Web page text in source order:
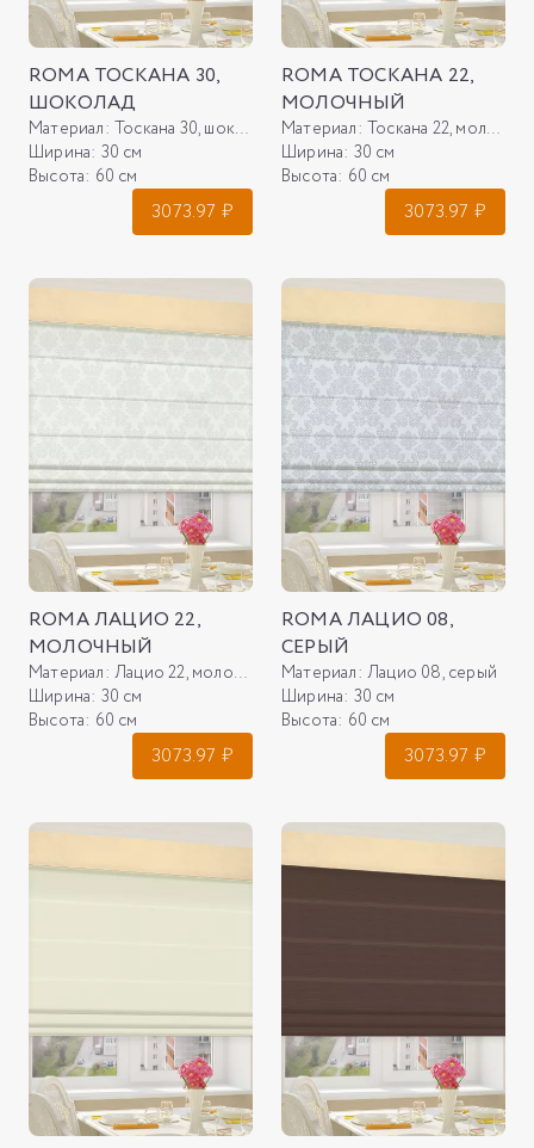
ROMA ТОСКАНА 30,
ШОКОЛАД
Материал: Тоскана 30, шоколад
Ширина: 30 см
Высота: 60 см
3073.97 ₽
ROMA ТОСКАНА 22,
МОЛОЧНЫЙ
Материал: Тоскана 22, молочный
Ширина: 30 см
Высота: 60 см
3073.97 ₽
ROMA ЛАЦИО 22,
МОЛОЧНЫЙ
Материал: Лацио 22, молочный
Ширина: 30 см
Высота: 60 см
3073.97 ₽
ROMA ЛАЦИО 08,
СЕРЫЙ
Материал: Лацио 08, серый
Ширина: 30 см
Высота: 60 см
3073.97 ₽